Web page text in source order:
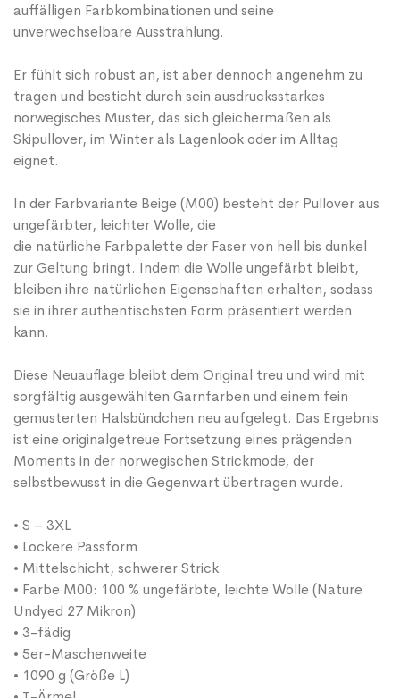
auffälligen Farbkombinationen und seine
unverwechselbare Ausstrahlung.
Er fühlt sich robust an, ist aber dennoch angenehm zu
tragen und besticht durch sein ausdrucksstarkes
norwegisches Muster, das sich gleichermaßen als
Skipullover, im Winter als Lagenlook oder im Alltag
eignet.
In der Farbvariante Beige (M00) besteht der Pullover aus
ungefärbter, leichter Wolle, die
die natürliche Farbpalette der Faser von hell bis dunkel
zur Geltung bringt. Indem die Wolle ungefärbt bleibt,
bleiben ihre natürlichen Eigenschaften erhalten, sodass
sie in ihrer authentischsten Form präsentiert werden
kann.
Diese Neuauflage bleibt dem Original treu und wird mit
sorgfältig ausgewählten Garnfarben und einem fein
gemusterten Halsbündchen neu aufgelegt. Das Ergebnis
ist eine originalgetreue Fortsetzung eines prägenden
Moments in der norwegischen Strickmode, der
selbstbewusst in die Gegenwart übertragen wurde.
• S – 3XL
• Lockere Passform
• Mittelschicht, schwerer Strick
• Farbe M00: 100 % ungefärbte, leichte Wolle (Nature
Undyed 27 Mikron)
• 3-fädig
• 5er-Maschenweite
• 1090 g (Größe L)